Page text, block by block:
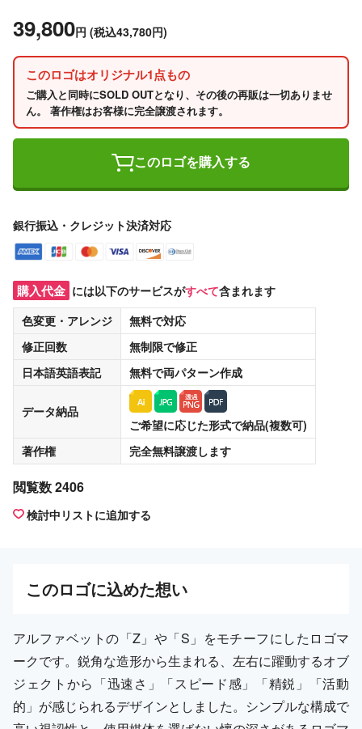
39,800円 (税込43,780円)
このロゴはオリジナル1点もの
ご購入と同時にSOLD OUTとなり、その後の再販は一切ありませ
ん。 著作権はお客様に完全譲渡されます。
このロゴを購入する
銀行振込・クレジット決済対応
購入代金 には以下のサービスがすべて含まれます
色変更・アレンジ
無料で対応
修正回数
無制限で修正
日本語英語表記
無料で両パターン作成
データ納品
ご希望に応じた形式で納品(複数可)
著作権
完全無料譲渡します
閲覧数 2406
検討中リストに追加する
このロゴに込めた想い
アルファベットの「Z」や「S」をモチーフにしたロゴマ
ークです。鋭角な造形から生まれる、左右に躍動するオブ
ジェクトから「迅速さ」「スピード感」「精鋭」「活動
的」が感じられるデザインとしました。シンプルな構成で